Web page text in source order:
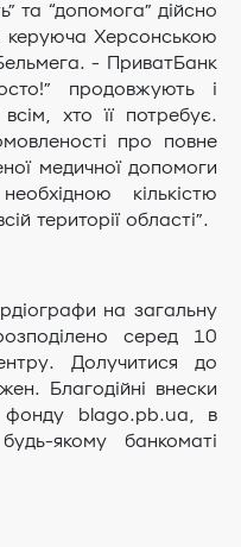
та “допомога” дійсно
Херсонською
- ПриватБанк
продовжують і
хто її потребує.
про повне
медичної допомоги
кількістю
території області”.
на загальну
серед 10
Долучитися до
Благодійні внески
фонду blago.pb.ua, в
якому банкоматі